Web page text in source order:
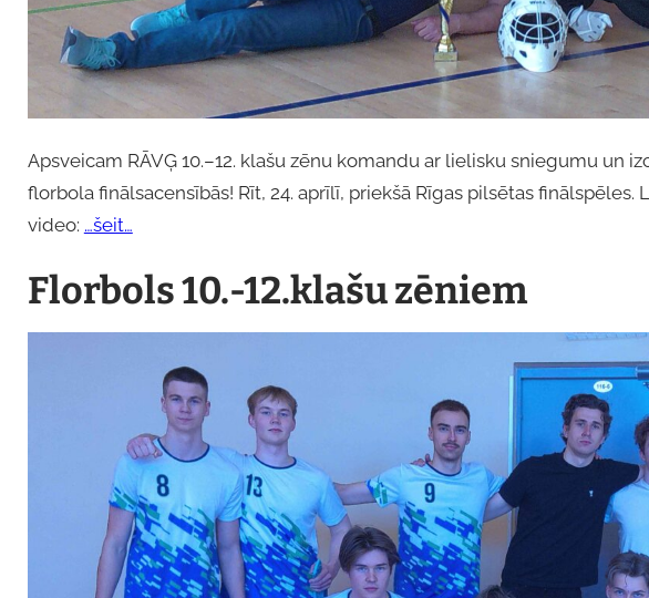
Apsveicam RĀVĢ 10.–12. klašu zēnu komandu ar lielisku sniegumu un
florbola finālsacensībās! Rīt, 24. aprīlī, priekšā Rīgas pilsētas finālspēles.
video: …šeit…
Florbols 10.-12.klašu zēniem